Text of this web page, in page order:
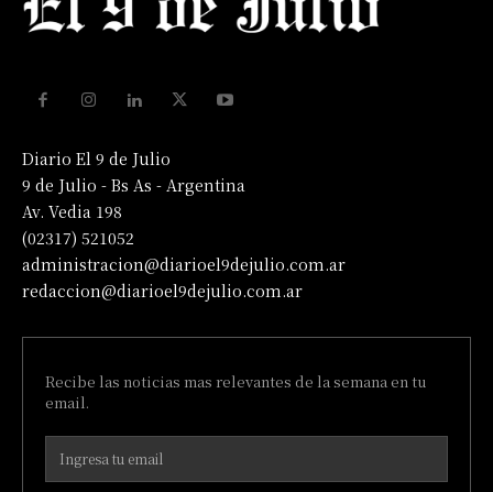
Diario El 9 de Julio
9 de Julio - Bs As - Argentina
Av. Vedia 198
(02317) 521052
administracion@diarioel9dejulio.com.ar
redaccion@diarioel9dejulio.com.ar
Recibe las noticias mas relevantes de la semana en tu
email.